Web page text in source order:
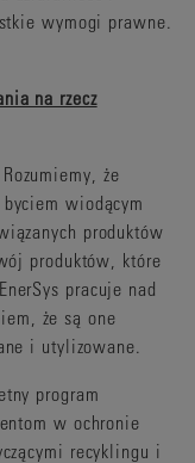
wymogi prawne.
na rzecz
że
wiodącym
produktów
produktów, które
pracuje nad
że są one
i utylizowane.
program
w ochronie
recyklingu i